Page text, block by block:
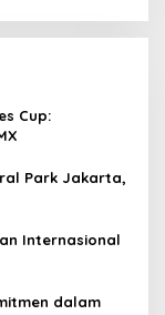
Cup:
Park Jakarta,
Internasional
dalam